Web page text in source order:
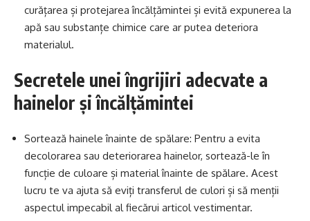
curățarea și protejarea încălțămintei și evită expunerea la
apă sau substanțe chimice care ar putea deteriora
materialul.
Secretele unei îngrijiri adecvate a
hainelor și încălțămintei
Sortează hainele înainte de spălare: Pentru a evita
decolorarea sau deteriorarea hainelor, sortează-le în
funcție de culoare și material înainte de spălare. Acest
lucru te va ajuta să eviți transferul de culori și să menții
aspectul impecabil al fiecărui articol vestimentar.